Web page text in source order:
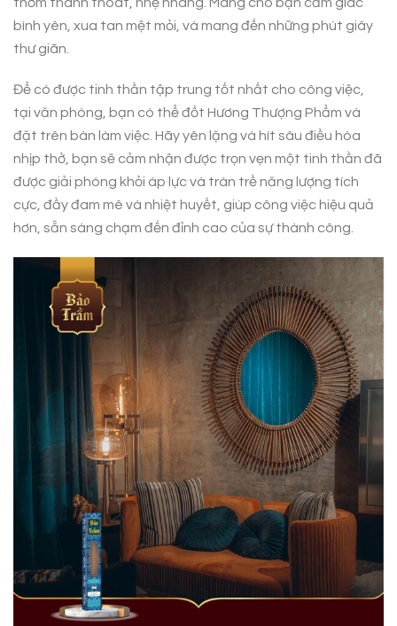
bình yên, xua tan mệt mỏi, và mang đến những phút giây
thư giãn.
Để có được tinh thần tập trung tốt nhất cho công việc,
tại văn phòng, bạn có thể đốt Hương Thượng Phẩm và
đặt trên bàn làm việc. Hãy yên lặng và hít sâu điều hòa
nhịp thở, bạn sẽ cảm nhận được trọn vẹn một tinh thần đã
được giải phóng khỏi áp lực và tràn trề năng lượng tích
cực, đầy đam mê và nhiệt huyết, giúp công việc hiệu quả
hơn, sẵn sàng chạm đến đỉnh cao của sự thành công.